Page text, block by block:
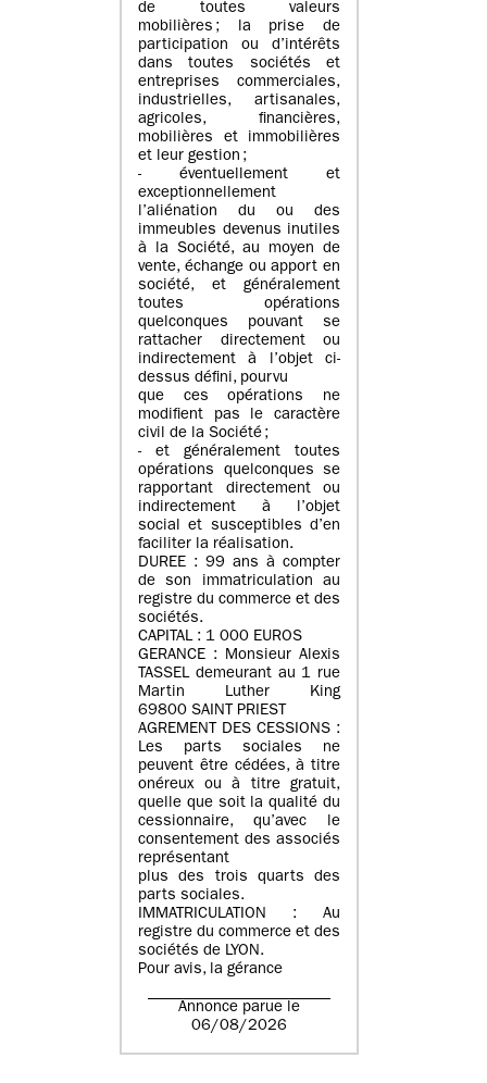
de toutes valeurs
mobilières ; la prise de
participation ou d’intérêts
dans toutes sociétés et
entreprises commerciales,
industrielles, artisanales,
agricoles, financières,
mobilières et immobilières
et leur gestion ;
- éventuellement et
exceptionnellement
l’aliénation du ou des
immeubles devenus inutiles
à la Société, au moyen de
vente, échange ou apport en
société, et généralement
toutes opérations
quelconques pouvant se
rattacher directement ou
indirectement à l’objet ci-
dessus défini, pourvu
que ces opérations ne
modifient pas le caractère
civil de la Société ;
- et généralement toutes
opérations quelconques se
rapportant directement ou
indirectement à l’objet
social et susceptibles d’en
faciliter la réalisation.
DUREE : 99 ans à compter
de son immatriculation au
registre du commerce et des
sociétés.
CAPITAL : 1 000 EUROS
GERANCE : Monsieur Alexis
TASSEL demeurant au 1 rue
Martin Luther King
69800 SAINT PRIEST
AGREMENT DES CESSIONS :
Les parts sociales ne
peuvent être cédées, à titre
onéreux ou à titre gratuit,
quelle que soit la qualité du
cessionnaire, qu’avec le
consentement des associés
représentant
plus des trois quarts des
parts sociales.
IMMATRICULATION : Au
registre du commerce et des
sociétés de LYON.
Pour avis, la gérance
Annonce parue le
06/08/2026